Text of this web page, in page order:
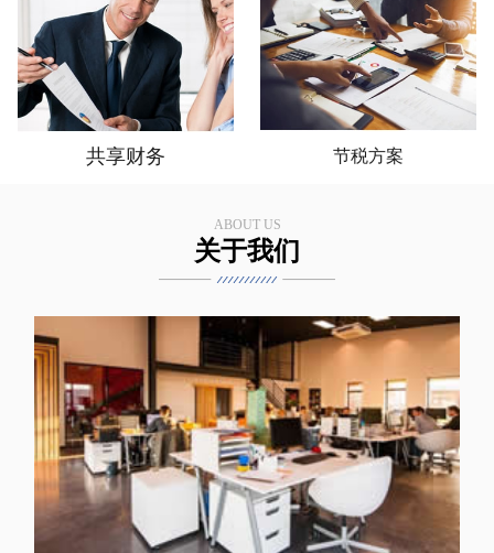
共享财务 节税方案
ABOUT US
关于我们